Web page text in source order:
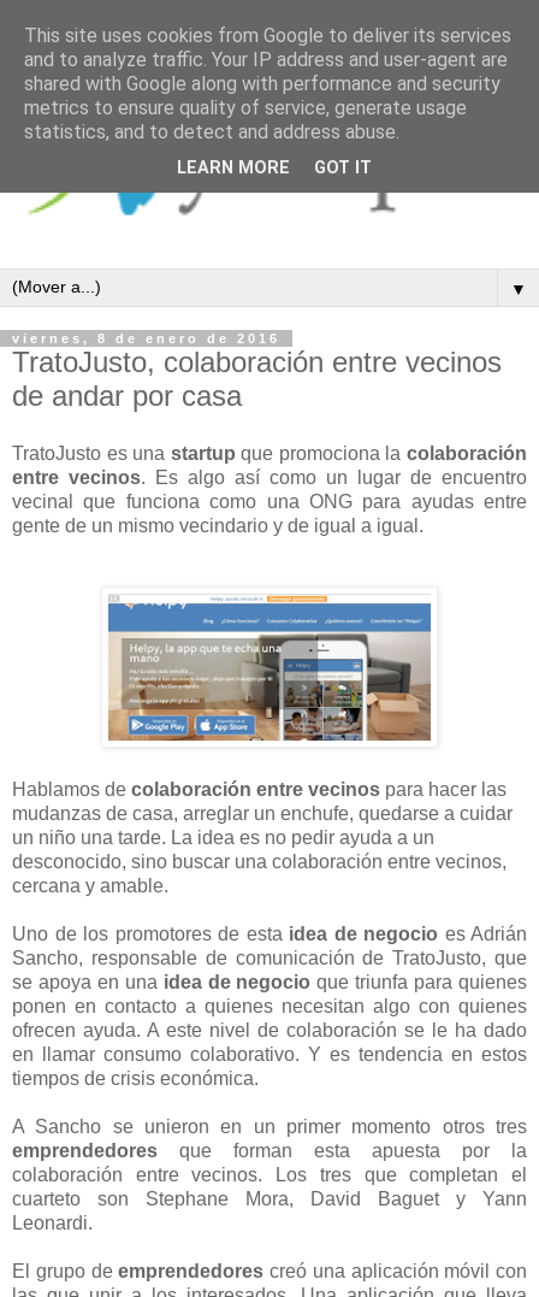
▼
viernes, 8 de enero de 2016
TratoJusto, colaboración entre vecinos
de andar por casa
TratoJusto es una startup que promociona lacolaboración
entre vecinos. Es algo así como un lugar de encuentro
vecinal que funciona como una ONG para ayudas entre
gente de un mismo vecindario y de igual a igual.
Hablamos de colaboración entre vecinos para hacer las
mudanzas de casa, arreglar un enchufe, quedarse a cuidar
un niño una tarde. La idea es no pedir ayuda a un
desconocido, sino buscar una colaboración entre vecinos,
cercana y amable.
Uno de los promotores de esta idea de negocio es Adrián
Sancho, responsable de comunicación de TratoJusto, que
se apoya en una idea de negocioque triunfa para quienes
ponen en contacto a quienes necesitan algo con quienes
ofrecen ayuda. A este nivel de colaboración se le ha dado
en llamar consumo colaborativo. Y es tendencia en estos
tiempos de crisis económica.
A Sancho se unieron en un primer momento otros tres
emprendedores que forman esta apuesta por la
colaboración entre vecinos. Los tres que completan el
cuarteto son Stephane Mora, David Baguet y Yann
Leonardi.
El grupo deemprendedores creó una aplicación móvil con
This site uses cookies from Google to deliver its services
and to analyze traffic. Your IP address and user-agent are
shared with Google along with performance and security
metrics to ensure quality of service, generate usage
statistics, and to detect and address abuse.
LEARN MORE GOT IT